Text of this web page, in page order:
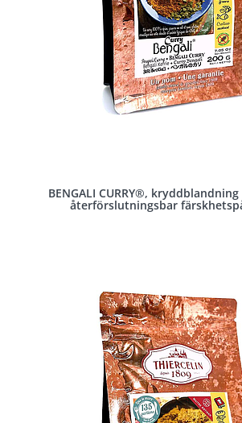
BENGALI CURRY®,
återförslutningsbar